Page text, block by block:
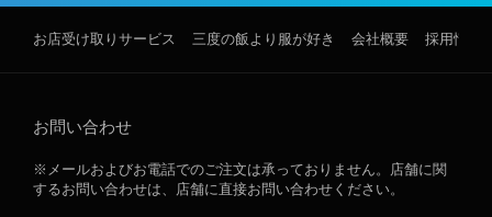
お店受け取りサービス 三度の飯より服が好き 会社概要 採用情報
お問い合わせ
※メールおよびお電話でのご注文は承っておりません。店舗に関
するお問い合わせは、店舗に直接お問い合わせください。